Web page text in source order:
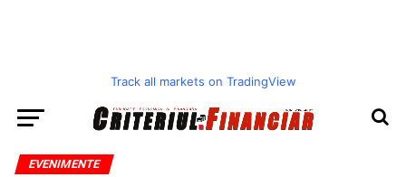
Track all markets on TradingView
EVENIMENTE